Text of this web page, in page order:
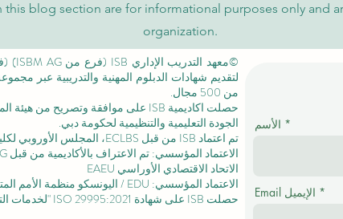
this blog section are for informational purposes only and
organization.
لتقديم شهادات الدبلوم المهنية والتدريبية عبر
من 500 مجال.
حصلت اكاديمية ISB على موافقة وتصريح من
هيئة
الجودة التعليمية والتنظيمية لحكومة دبي.
تم اعتماد ISB من قبل ECLBS،
المجلس الأوروبي
الاتحاد الاقتصادي الأوراسي EAEU
الاعتماد المؤسسي: EDU / اليونسكو منظمة الأمم المتحدة للتربية والعلم والثقافة /
حصلت ISB على
شهادة ISO 29995:2021
"لخدمات
الأسم
Email الإيميل